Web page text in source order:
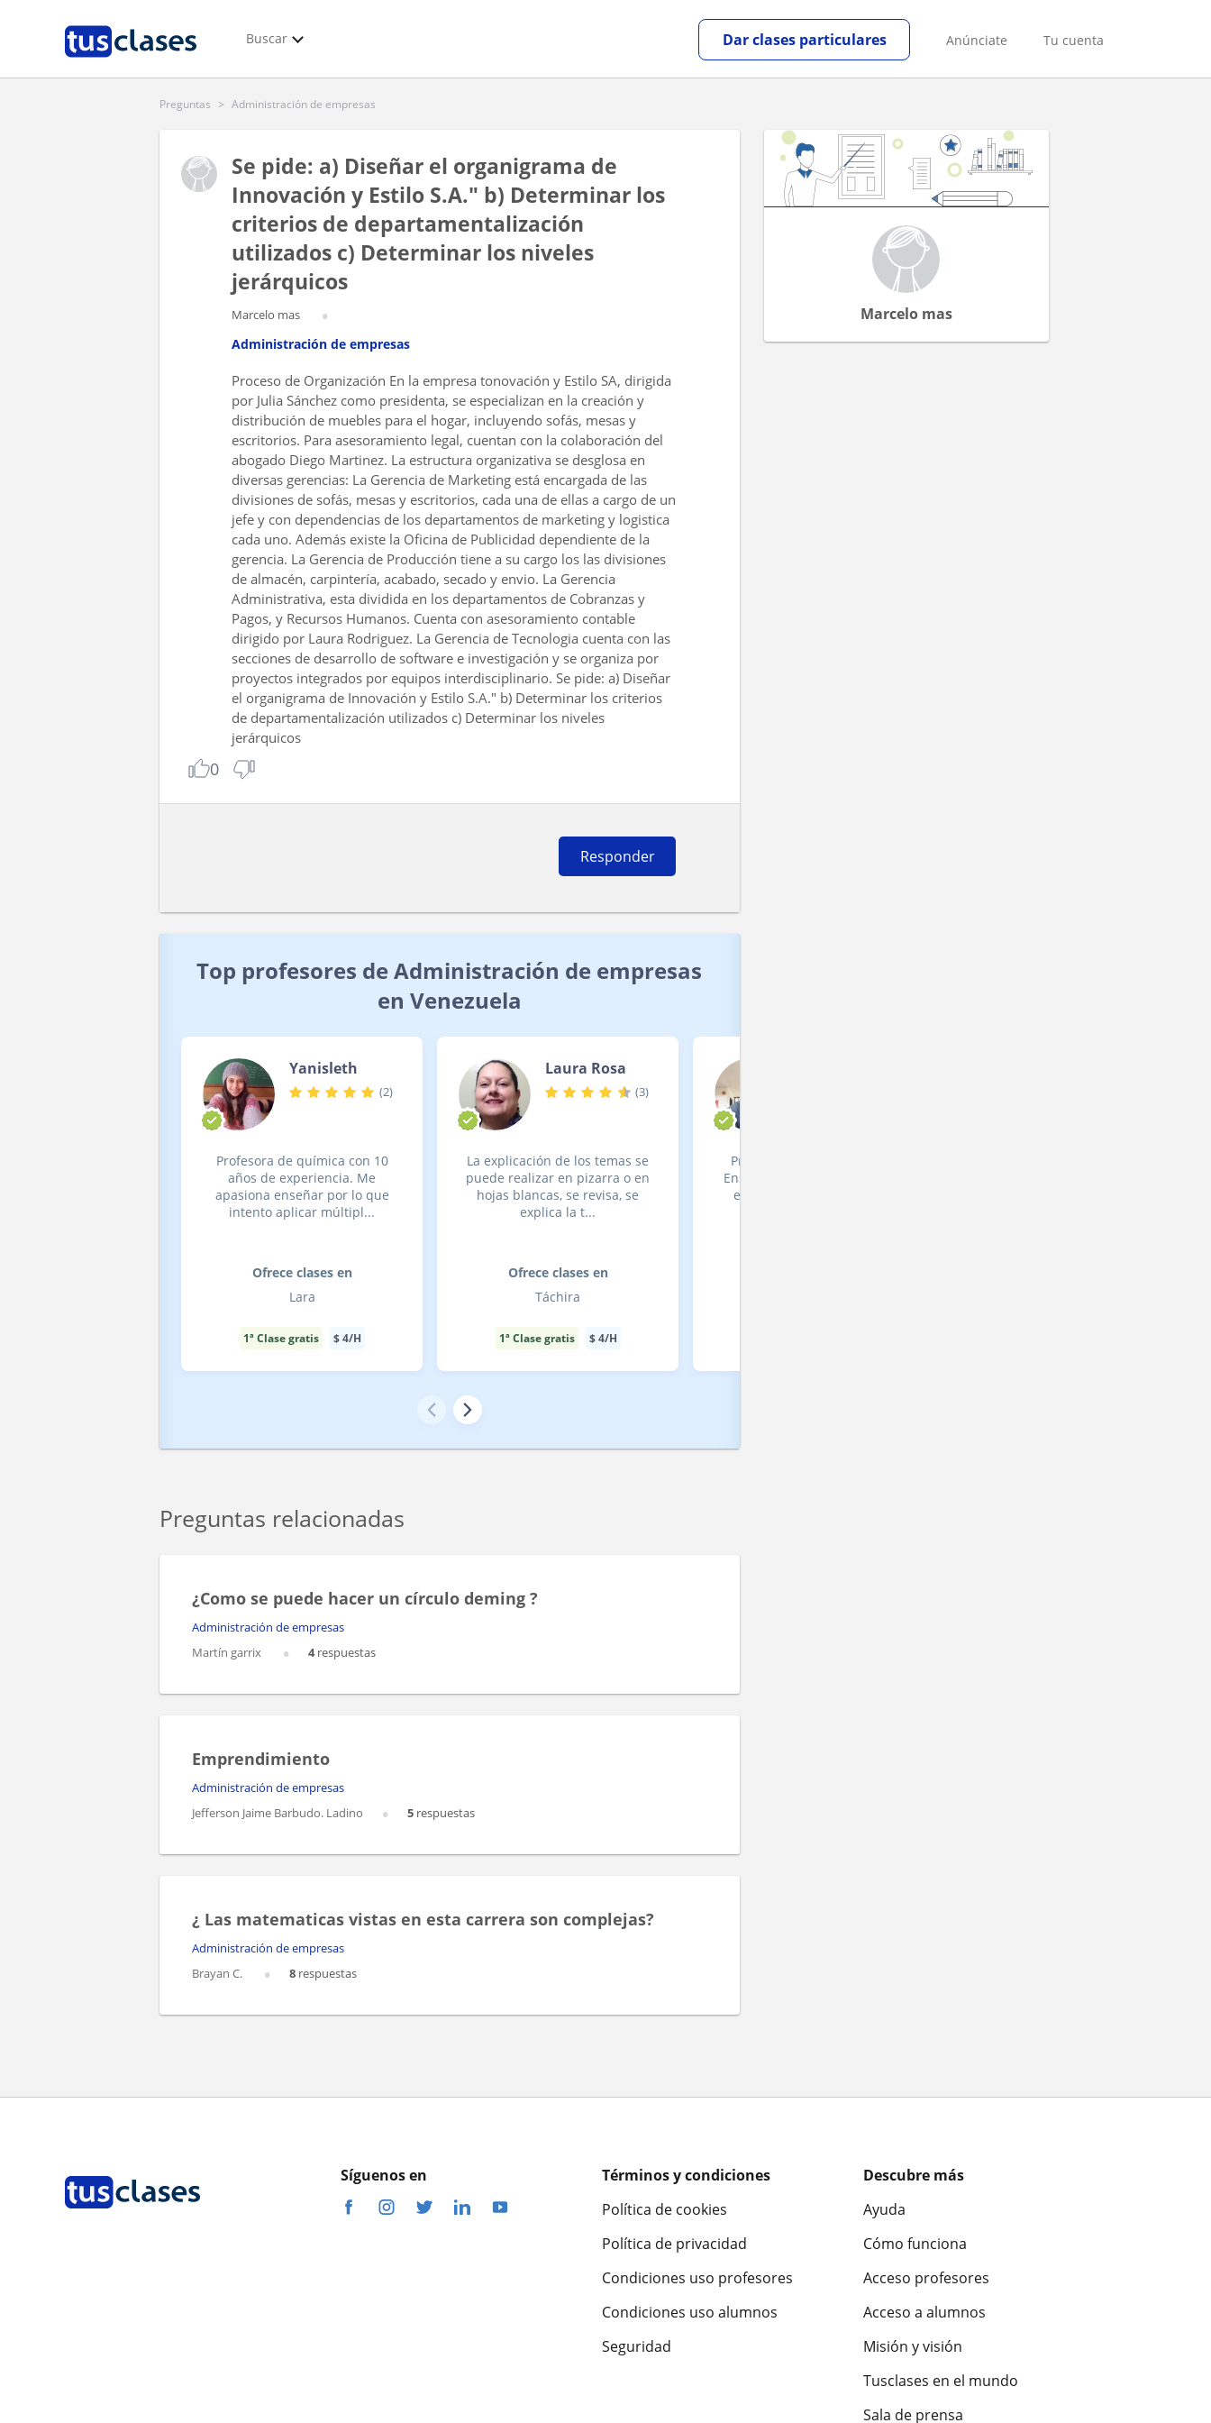
Buscar Anúnciate Tu cuenta
Dar clases particulares
Preguntas > Administración de empresas
Se pide: a) Diseñar el organigrama de
Innovación y Estilo S.A." b) Determinar los
criterios de departamentalización
utilizados c) Determinar los niveles
jerárquicos
Marcelo mas
Administración de empresas
Proceso de Organización En la empresa tonovación y Estilo SA, dirigida
por Julia Sánchez como presidenta, se especializan en la creación y
distribución de muebles para el hogar, incluyendo sofás, mesas y
escritorios. Para asesoramiento legal, cuentan con la colaboración del
abogado Diego Martinez. La estructura organizativa se desglosa en
diversas gerencias: La Gerencia de Marketing está encargada de las
divisiones de sofás, mesas y escritorios, cada una de ellas a cargo de un
jefe y con dependencias de los departamentos de marketing y logistica
cada uno. Además existe la Oficina de Publicidad dependiente de la
gerencia. La Gerencia de Producción tiene a su cargo los las divisiones
de almacén, carpintería, acabado, secado y envio. La Gerencia
Administrativa, esta dividida en los departamentos de Cobranzas y
Pagos, y Recursos Humanos. Cuenta con asesoramiento contable
dirigido por Laura Rodriguez. La Gerencia de Tecnologia cuenta con las
secciones de desarrollo de software e investigación y se organiza por
proyectos integrados por equipos interdisciplinario. Se pide: a) Diseñar
el organigrama de Innovación y Estilo S.A." b) Determinar los criterios
de departamentalización utilizados c) Determinar los niveles
jerárquicos
0
Responder
Top profesores de Administración de empresas
en Venezuela
Yanisleth
(2)
Profesora de química con 10
años de experiencia. Me
apasiona enseñar por lo que
intento aplicar múltipl...
Ofrece clases en
Lara
1ª Clase gratis $4/H
Laura Rosa
(3)
La explicación de los temas se
puede realizar en pizarra o en
hojas blancas, se revisa, se
explica la t...
Ofrece clases en
Táchira
1ª Clase gratis $4/H
Profesor con Maestría en la
Enseñanza de la Química, con
experiencia en la Upel-Ipc.
Preguntas relacionadas
¿Como se puede hacer un círculo deming ?
Administración de empresas
Martín garrix
4respuestas
Emprendimiento
Administración de empresas
Jefferson Jaime Barbudo. Ladino
5 respuestas
¿ Las matematicas vistas en esta carrera son complejas?
Administración de empresas
Brayan C.
8 respuestas
Marcelo mas
Síguenos en
Términos y condiciones
Política de cookies
Política de privacidad
Condiciones uso profesores
Condiciones uso alumnos
Seguridad
Descubre más
Ayuda
Cómo funciona
Acceso profesores
Acceso a alumnos
Misión y visión
Tusclases en el mundo
Sala de prensa